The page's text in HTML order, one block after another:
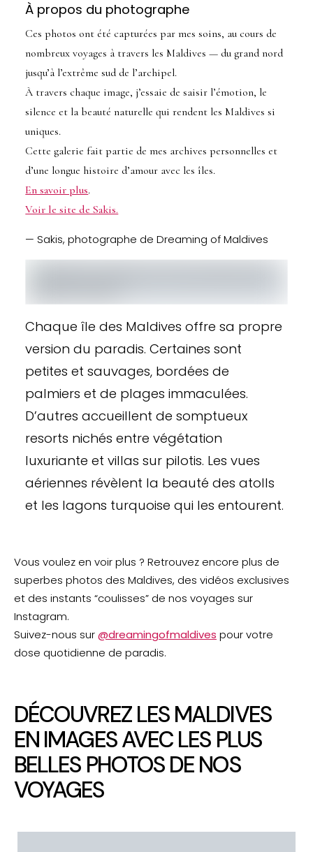
À propos du photographe
Ces photos ont été capturées par mes soins, au cours de
nombreux voyages à travers les Maldives — du grand nord
jusqu’à l’extrême sud de l’archipel.
À travers chaque image, j’essaie de saisir l’émotion, le
silence et la beauté naturelle qui rendent les Maldives si
uniques.
Cette galerie fait partie de mes archives personnelles et
d’une longue histoire d’amour avec les îles.
En savoir plus.
Voir le site de Sakis.
— Sakis, photographe de Dreaming of Maldives
Chaque île des Maldives offre sa propre
version du paradis. Certaines sont
petites et sauvages, bordées de
palmiers et de plages immaculées.
D’autres accueillent de somptueux
resorts nichés entre végétation
luxuriante et villas sur pilotis. Les vues
aériennes révèlent la beauté des atolls
et les lagons turquoise qui les entourent.
Vous voulez en voir plus ? Retrouvez encore plus de
superbes photos des Maldives, des vidéos exclusives
et des instants “coulisses” de nos voyages sur
Instagram.
Suivez-nous sur@dreamingofmaldives pour votre
dose quotidienne de paradis.
DÉCOUVREZ LES MALDIVES
EN IMAGES AVEC LES PLUS
BELLES PHOTOS DE NOS
VOYAGES